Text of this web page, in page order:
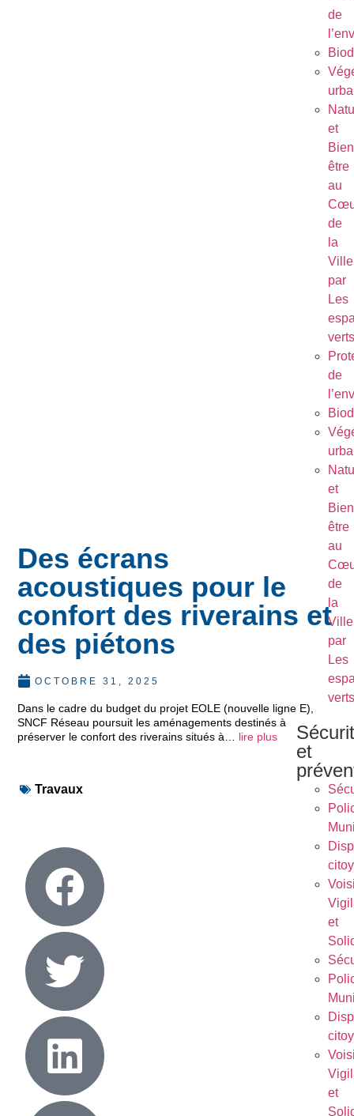
de
et
être
au
de
la
Ville
par
Les
verts
de
et
être
au
de
la
Ville
par
Les
verts
et
et
et
Des écrans
acoustiques pour le
confort des riverains et
des piétons
OCTOBRE 31, 2025
Dans le cadre du budget du projet EOLE (nouvelle ligne E),
SNCF Réseau poursuit les aménagements destinés à
préserver le confort des riverains situés à… lire plus
Travaux